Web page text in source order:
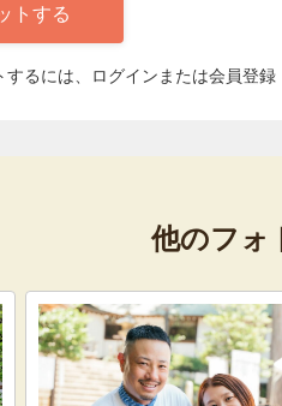
トする
るには、ログインまたは会員登録
他のフォ